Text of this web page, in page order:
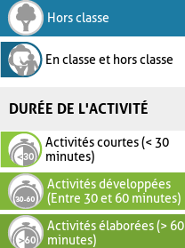
Hors classe
En classe et hors classe
DURÉE DE L'ACTIVITÉ
Activités courtes (< 30
minutes)
Activités développées
(Entre 30 et 60 minutes)
Activités élaborées (> 60
minutes)